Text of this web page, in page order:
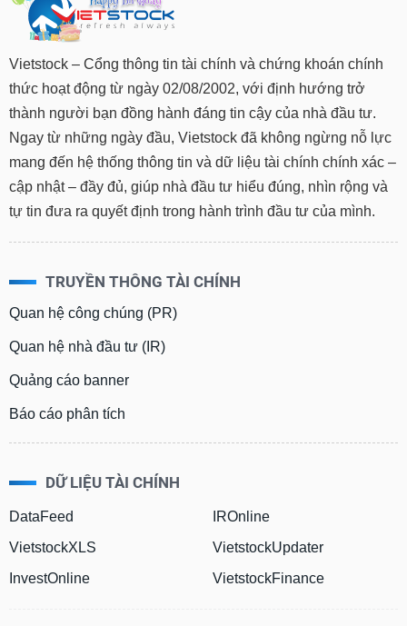
Vietstock – Cổng thông tin tài chính và chứng khoán chính
thức hoạt động từ ngày 02/08/2002, với định hướng trở
thành người bạn đồng hành đáng tin cậy của nhà đầu tư.
Ngay từ những ngày đầu, Vietstock đã không ngừng nỗ lực
mang đến hệ thống thông tin và dữ liệu tài chính chính xác –
cập nhật – đầy đủ, giúp nhà đầu tư hiểu đúng, nhìn rộng và
tự tin đưa ra quyết định trong hành trình đầu tư của mình.
TRUYỀN THÔNG TÀI CHÍNH
Quan hệ công chúng (PR)
Quan hệ nhà đầu tư (IR)
Quảng cáo banner
Báo cáo phân tích
DỮ LIỆU TÀI CHÍNH
DataFeed
VietstockXLS
InvestOnline
IROnline
VietstockUpdater
VietstockFinance
Công
cụ
tư
chính
Dữ
liệu
tài